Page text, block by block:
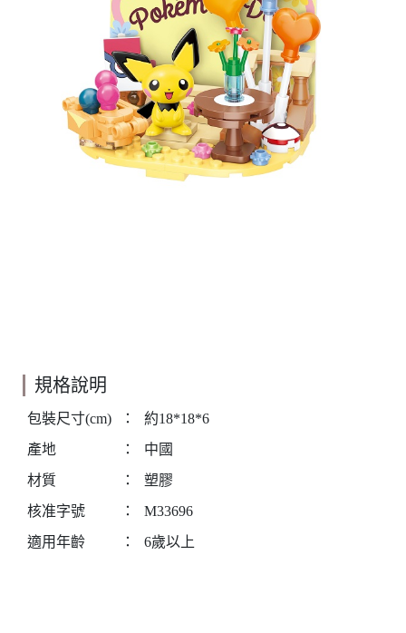
規格說明
包裝尺寸(cm) ：
約18*18*6
產地
：
中國
材質
：
塑膠
核准字號
：
M33696
適用年齡
： 6歲以上